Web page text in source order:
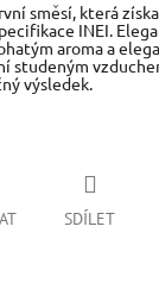
směsí, která
INEI.
aroma a
studeným
výsledek.
SDÍLET